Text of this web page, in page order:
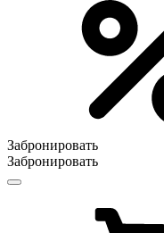
Забронировать
Забронировать